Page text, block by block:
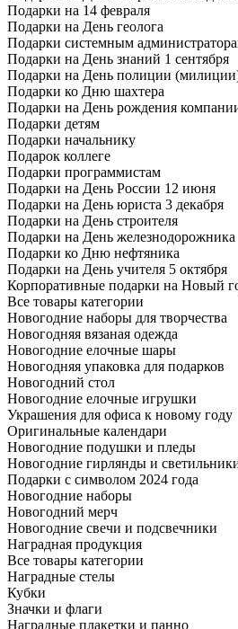
Подарки на 14 февраля
Подарки на День геолога
Подарки системным
Подарки на День знаний 1 сентября
Подарки на День полиции
Подарки ко Дню шахтера
Подарки на День рождения
Подарки детям
Подарки начальнику
Подарок коллеге
Подарки программистам
Подарки на День России 12 июня
Подарки на День юриста 3 декабря
Подарки на День строителя
Подарки на День железнодорожника
Подарки ко Дню нефтяника
Подарки на День учителя 5 октября
Корпоративные подарки на Новый
Все товары категории
Новогодние наборы для творчества
Новогодняя вязаная одежда
Новогодние елочные шары
Новогодняя упаковка для подарков
Новогодний стол
Новогодние елочные игрушки
Украшения для офиса к новому году
Оригинальные календари
Новогодние подушки и пледы
Новогодние гирлянды и
Подарки с символом 2024 года
Новогодние наборы
Новогодний мерч
Новогодние свечи и подсвечники
Наградная продукция
Все товары категории
Наградные стелы
Кубки
Значки и флаги
Наградные плакетки и панно